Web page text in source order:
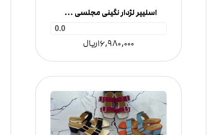
اسلیپر لژدار نگینی مجلسی مدل بلگاری
0.0
16,980,000ریال